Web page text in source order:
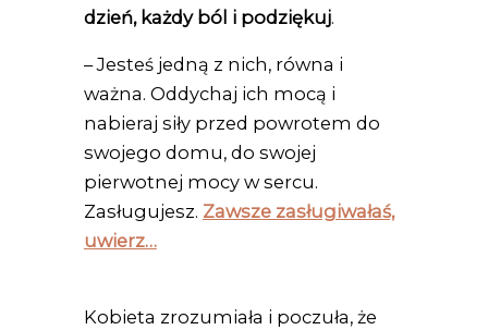
dzień, każdy ból i podziękuj.
– Jesteś jedną z nich, równa i
ważna. Oddychaj ich mocą i
nabieraj siły przed powrotem do
swojego domu, do swojej
pierwotnej mocy w sercu.
Zasługujesz. Zawsze zasługiwałaś,
uwierz…
Kobieta zrozumiała i poczuła, że